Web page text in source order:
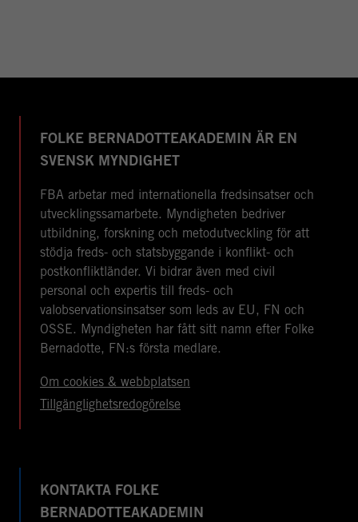
FOLKE BERNADOTTEAKADEMIN ÄR EN
SVENSK MYNDIGHET
FBA arbetar med internationella fredsinsatser och
utvecklingssamarbete. Myndigheten bedriver
utbildning, forskning och metodutveckling för att
stödja freds- och statsbyggande i konflikt- och
postkonfliktländer. Vi bidrar även med civil
personal och expertis till freds- och
valobservationsinsatser som leds av EU, FN och
OSSE. Myndigheten har fått sitt namn efter Folke
Bernadotte, FN:s första medlare.
Om cookies & webbplatsen
Tillgänglighetsredogörelse
KONTAKTA FOLKE
BERNADOTTEAKADEMIN